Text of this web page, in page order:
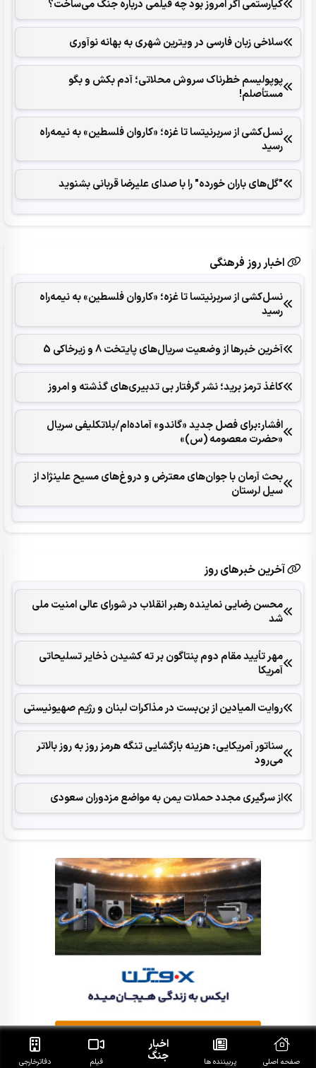
کیارستمی اگر امروز بود چه فیلمی درباره جنگ می‌ساخت؟
سلاخی زبان فارسی در ویترین شهری به بهانه نوآوری
پوپولیسم خطرناک سروش محلاتی؛ آدم بکش و بگو
مستأصلم!
نسل‌کشی از سربرنیتسا تا غزه؛ «کاروان فلسطین» به نیمه‌راه
رسید
"گل‌های باران خورده" را با صدای علیرضا قربانی بشنوید
اخبار روز فرهنگی
نسل‌کشی از سربرنیتسا تا غزه؛ «کاروان فلسطین» به نیمه‌راه
رسید
آخرین خبرها از وضعیت سریال‌های پایتخت 8 و زیرخاکی 5
کاغذ ترمز برید؛ نشر گرفتار بی تدبیری‌های گذشته و امروز
افشار:برای فصل جدید «گاندو» آماده‌ام/بلاتکلیفی سریال
«حضرت معصومه (س)»
بحث آرمان با جوان‌های معترض و دروغ‌های مسیح علینژاد از
سیل لرستان
آخرین خبرهای روز
محسن رضایی نماینده رهبر انقلاب در شورای عالی امنیت ملی
شد
مهر تأیید مقام دوم پنتاگون بر ته کشیدن ذخایر تسلیحاتی
آمریکا
روایت المیادین از بن‌بست در مذاکرات لبنان و رژیم صهیونیستی
سناتور آمریکایی: هزینه بازگشایی تنگه هرمز روز به روز بالاتر
می‌رود
از سرگیری مجدد حملات یمن به مواضع مزدوران سعودی
صفحه اصلی پربیننده ها
اخبار
جنگ فیلم دفاتر‌خارجی